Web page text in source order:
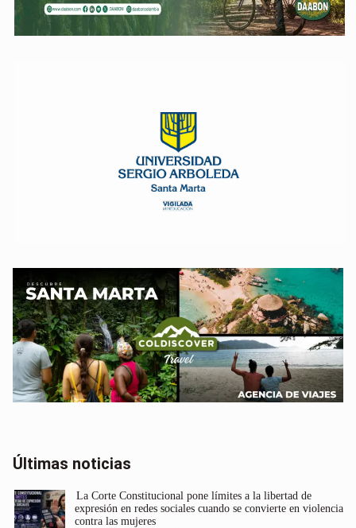
Últimas noticias
La Corte Constitucional pone límites a la libertad de
expresión en redes sociales cuando se convierte en violencia
contra las mujeres